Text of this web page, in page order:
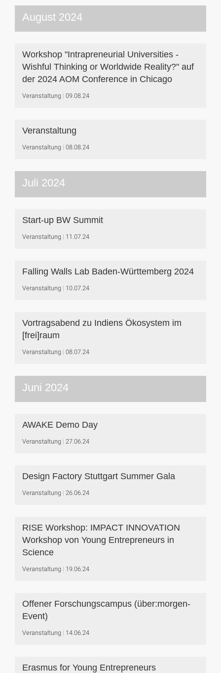
August 2024
Workshop "Intrapreneurial Universities -
Wishful Thinking or Worldwide Reality?" auf
der 2024 AOM Conference in Chicago
Veranstaltung 09.08.24
Veranstaltung
Veranstaltung 08.08.24
Juli 2024
Start-up BW Summit
Veranstaltung 11.07.24
Falling Walls Lab Baden-Württemberg 2024
Veranstaltung 10.07.24
Vortragsabend zu Indiens Ökosystem im
[frei]raum
Veranstaltung 08.07.24
Juni 2024
AWAKE Demo Day
Veranstaltung 27.06.24
Design Factory Stuttgart Summer Gala
Veranstaltung 26.06.24
RISE Workshop: IMPACT INNOVATION
Workshop von Young Entrepreneurs in
Science
Veranstaltung 19.06.24
Offener Forschungscampus (über:morgen-
Event)
Veranstaltung 14.06.24
Erasmus for Young Entrepreneurs